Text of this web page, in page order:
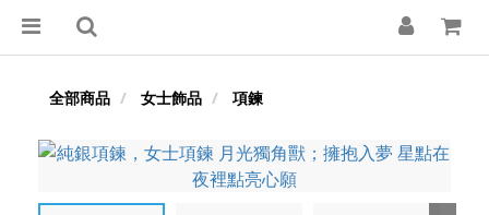
全部商品 女士飾品 項鍊